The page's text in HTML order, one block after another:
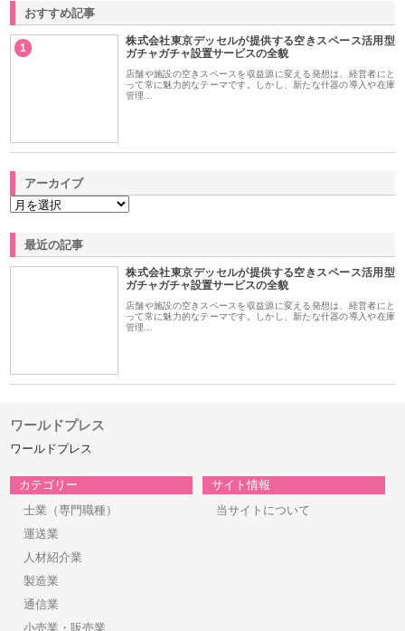
おすすめ記事
1
株式会社東京デッセルが提供する空きスペース活用型
ガチャガチャ設置サービスの全貌
店舗や施設の空きスペースを収益源に変える発想は、経営者にと
って常に魅力的なテーマです。しかし、新たな什器の導入や在庫
管理…
アーカイブ
最近の記事
株式会社東京デッセルが提供する空きスペース活用型
ガチャガチャ設置サービスの全貌
店舗や施設の空きスペースを収益源に変える発想は、経営者にと
って常に魅力的なテーマです。しかし、新たな什器の導入や在庫
管理…
ワールドプレス
ワールドプレス
カテゴリー
士業（専門職種）
運送業
人材紹介業
製造業
通信業
小売業・販売業
サイト情報
当サイトについて